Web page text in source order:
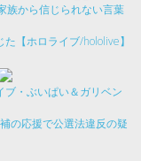
族から信じられない言葉
【ホロライブ/hololive】
ブ・ぶいぱい＆ガリベン
の応援で公選法違反の疑